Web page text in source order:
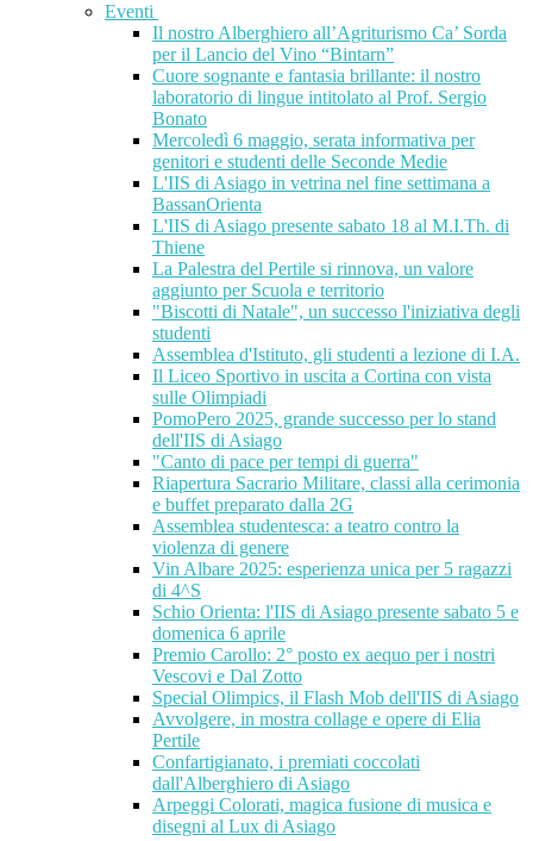
Eventi
Il nostro Alberghiero all’Agriturismo Ca’ Sorda
per il Lancio del Vino “Bintarn”
Cuore sognante e fantasia brillante: il nostro
laboratorio di lingue intitolato al Prof. Sergio
Bonato
Mercoledì 6 maggio, serata informativa per
genitori e studenti delle Seconde Medie
L'IIS di Asiago in vetrina nel fine settimana a
BassanOrienta
L'IIS di Asiago presente sabato 18 al M.I.Th. di
Thiene
La Palestra del Pertile si rinnova, un valore
aggiunto per Scuola e territorio
"Biscotti di Natale", un successo l'iniziativa degli
studenti
Assemblea d'Istituto, gli studenti a lezione di I.A.
Il Liceo Sportivo in uscita a Cortina con vista
sulle Olimpiadi
PomoPero 2025, grande successo per lo stand
dell'IIS di Asiago
"Canto di pace per tempi di guerra"
Riapertura Sacrario Militare, classi alla cerimonia
e buffet preparato dalla 2G
Assemblea studentesca: a teatro contro la
violenza di genere
Vin Albare 2025: esperienza unica per 5 ragazzi
di 4^S
Schio Orienta: l'IIS di Asiago presente sabato 5 e
domenica 6 aprile
Premio Carollo: 2° posto ex aequo per i nostri
Vescovi e Dal Zotto
Special Olimpics, il Flash Mob dell'IIS di Asiago
Avvolgere, in mostra collage e opere di Elia
Pertile
Confartigianato, i premiati coccolati
dall'Alberghiero di Asiago
Arpeggi Colorati, magica fusione di musica e
disegni al Lux di Asiago